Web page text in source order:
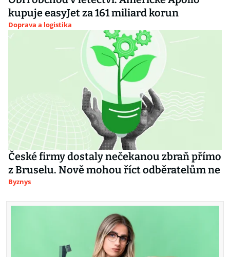
kupuje easyJet za 161 miliard korun
Doprava a logistika
České firmy dostaly nečekanou zbraň přímo
z Bruselu. Nově mohou říct odběratelům ne
Byznys